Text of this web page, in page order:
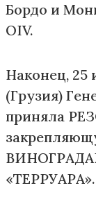
Бордо и
OIV.
Наконец, 25
(Грузия)
приняла
«ТЕРРУАРА».